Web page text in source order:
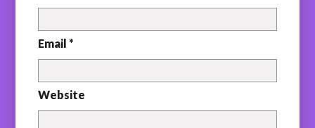
Email *
Website